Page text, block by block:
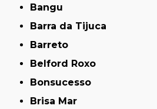
Bangu
Barra da Tijuca
Barreto
Belford Roxo
Bonsucesso
Brisa Mar